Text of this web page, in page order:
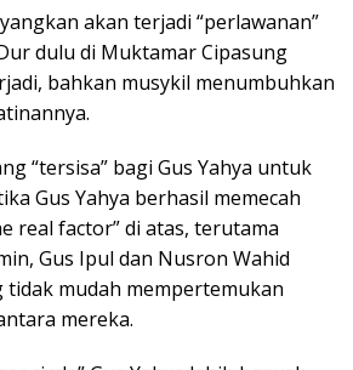
akan terjadi “perlawanan”
dulu di Muktamar Cipasung
bahkan musykil menumbuhkan
“tersisa” bagi Gus Yahya untuk
Gus Yahya berhasil memecah
real factor” di atas, terutama
Gus Ipul dan Nusron Wahid
tidak mudah mempertemukan
mereka.